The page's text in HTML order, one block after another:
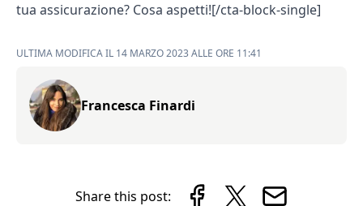
tua assicurazione? Cosa aspetti![/cta-block-single]
ULTIMA MODIFICA IL 14 MARZO 2023 ALLE ORE 11:41
Francesca Finardi
Share this post: